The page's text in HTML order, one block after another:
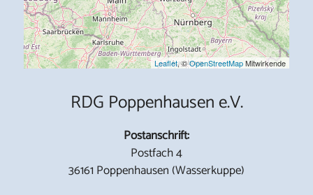
Leaflet, ©OpenStreetMapMitwirkende
RDG Poppenhausen e.V.
Postanschrift:
Postfach 4
36161 Poppenhausen (Wasserkuppe)